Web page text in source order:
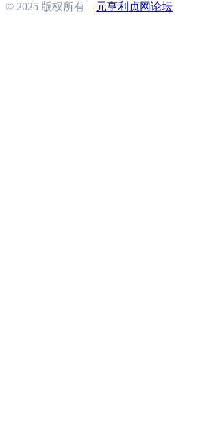
© 2025 版权所有 元亨利贞网论坛